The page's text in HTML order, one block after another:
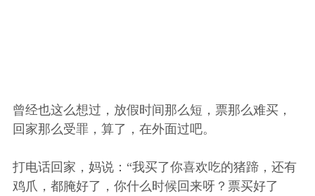
曾经也这么想过，放假时间那么短，票那么难买，
回家那么受罪，算了，在外面过吧。
打电话回家，妈说：“我买了你喜欢吃的猪蹄，还有
鸡爪，都腌好了，你什么时候回来呀？票买好了